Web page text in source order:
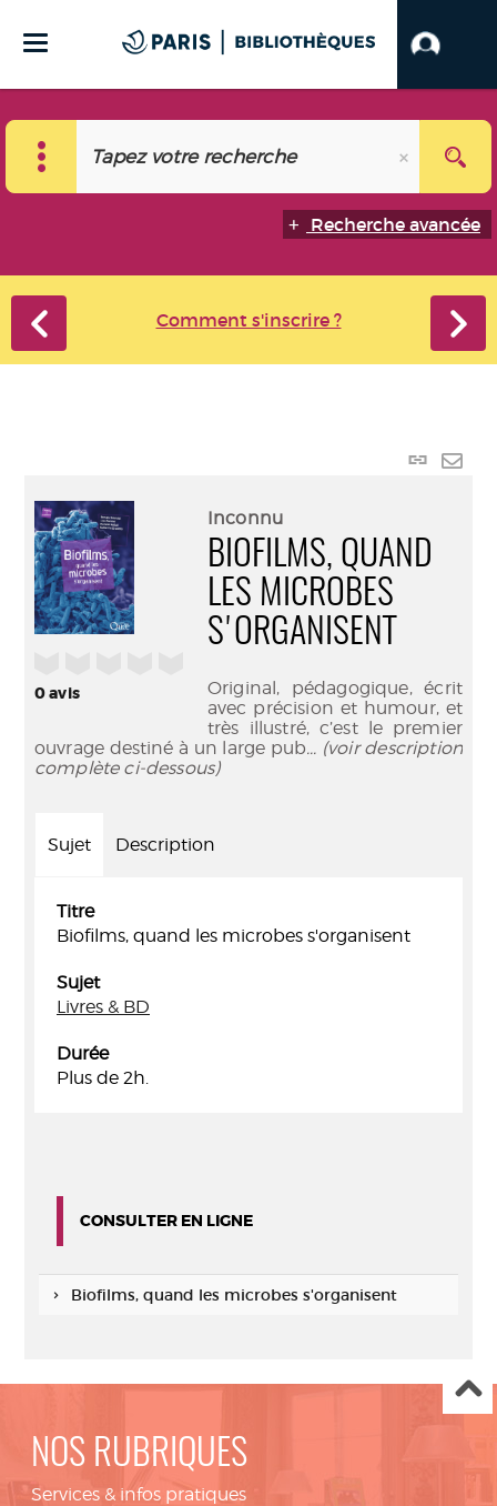
Recherche avancée
Comment s'inscrire ?
Lien
0avis
Inconnu
BIOFILMS, QUAND
LES MICROBES
S'ORGANISENT
Original, pédagogique, écrit
avec précision et humour, et
très illustré, c’est le premier
ouvrage destiné à un large pub... (voir description
complète ci-dessous)
Sujet Description
Titre
Biofilms, quand les microbes s'organisent
Sujet
Livres & BD
Durée
Plus de 2h.
CONSULTER EN LIGNE
Biofilms, quand les microbes s'organisent
NOS RUBRIQUES
Services & infos pratiques